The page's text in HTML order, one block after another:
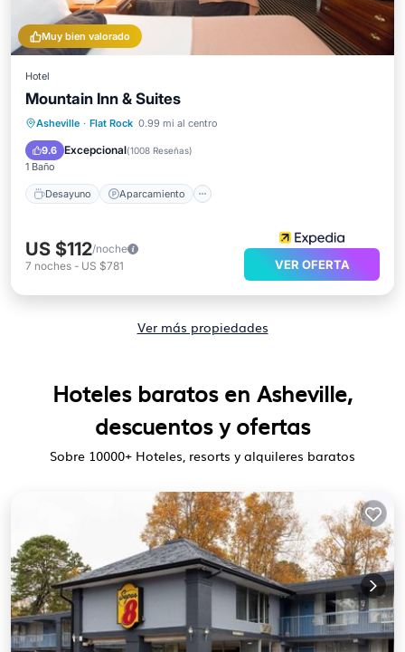
Muy bien valorado
Hotel
Mountain Inn & Suites
Asheville · Flat Rock 0.99 mi al centro
9.6 Excepcional(1008 Reseñas)
1 Baño
Desayuno Aparcamiento
Desayuno
Aparcamiento
Balcón/Terraza
US $112/noche
7 noches - US $781 VER OFERTA
Ver más propiedades
Hoteles baratos en Asheville,
descuentos y ofertas
Sobre 10000+ Hoteles, resorts y alquileres baratos